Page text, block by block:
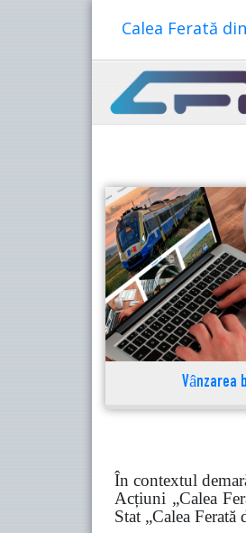
Calea Ferată
Vânzarea
În contextul
Acțiuni „Calea
Stat „Calea